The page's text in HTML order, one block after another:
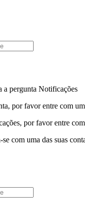
a pergunta Notificações
por favor entre com
por favor entre
com uma das suas